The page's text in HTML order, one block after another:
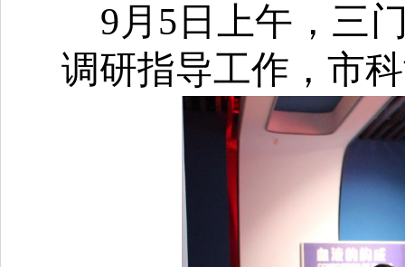
9月5日上午，三
调研指导工作，市